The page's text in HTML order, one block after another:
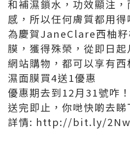
和補濕鎖水，功效顯注
感，所以任何膚質都用得
為慶賀JaneClare西柚
膜，獲得殊榮，從即日起
網站購物，都可以享有
濕面膜買4送1優惠
優惠期去到12月 31號咋
送完即止，你哋快啲去睇
詳情: http://bit.ly/